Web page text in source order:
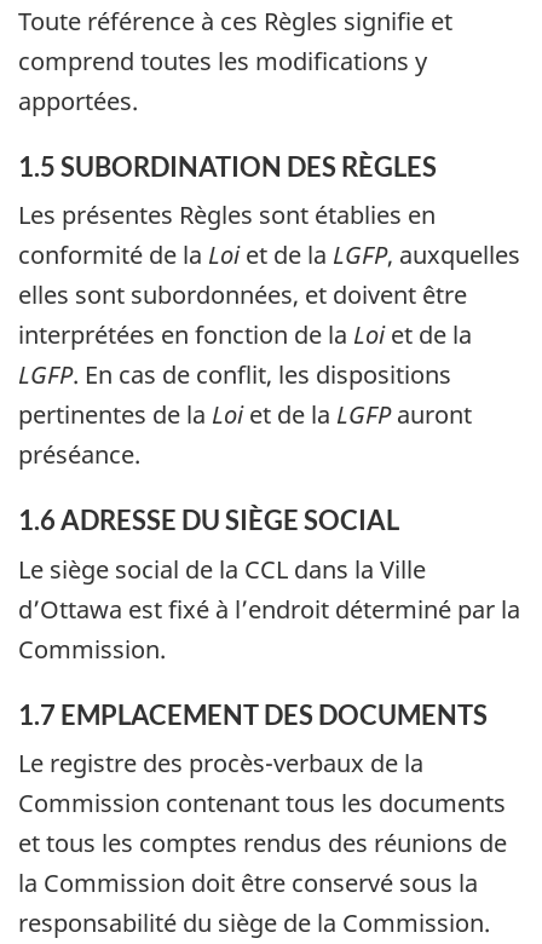
Toute référence à ces Règles signifie et
comprend toutes les modifications y
apportées.
1.5 SUBORDINATION DES RÈGLES
Les présentes Règles sont établies en
conformité de la Loiet de la LGFP, auxquelles
elles sont subordonnées, et doivent être
interprétées en fonction de la Loiet de la
LGFP. En cas de conflit, les dispositions
pertinentes de la Loiet de la LGFPauront
préséance.
1.6 ADRESSE DU SIÈGE SOCIAL
Le siège social de la CCL dans la Ville
d’Ottawa est fixé à l’endroit déterminé par la
Commission.
1.7 EMPLACEMENT DES DOCUMENTS
Le registre des procès-verbaux de la
Commission contenant tous les documents
et tous les comptes rendus des réunions de
la Commission doit être conservé sous la
responsabilité du siège de la Commission.